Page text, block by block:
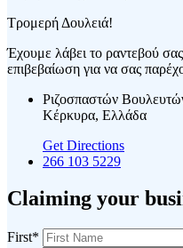
Τρομερή Δουλειά!
Έχουμε λάβει το ραντεβού
επιβεβαίωση για να σας
Ριζοσπαστών
Κέρκυρα, Ελλάδα
Get Directions
266 103 5229
Claiming your
First*